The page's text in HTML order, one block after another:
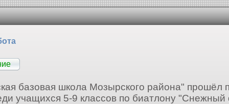
базовая школа Мозырского района" прошёл
учащихся 5-9 классов по биатлону "Снежный